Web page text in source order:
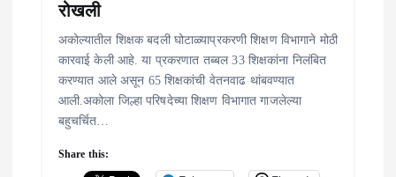
रोखली
अकोल्यातील शिक्षक बदली घोटाळ्याप्रकरणी शिक्षण विभागाने मोठी
कारवाई केली आहे. या प्रकरणात तब्बल 33 शिक्षकांना निलंबित
करण्यात आले असून 65 शिक्षकांची वेतनवाढ थांबवण्यात
आली.अकोला जिल्हा परिषदेच्या शिक्षण विभागात गाजलेल्या
बहुचर्चित…
Share this: